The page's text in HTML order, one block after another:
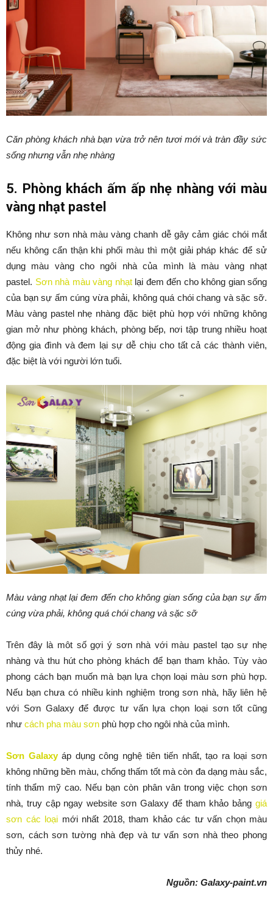
Căn phòng khách nhà bạn vừa trở nên tươi mới và tràn đầy sức
sống nhưng vẫn nhẹ nhàng
5. Phòng khách ấm ấp nhẹ nhàng với màu
vàng nhạt pastel
Không như sơn nhà màu vàng chanh dễ gây cảm giác chói mắt
nếu không cẩn thận khi phối màu thì một giải pháp khác để sử
dụng màu vàng cho ngôi nhà của mình là màu vàng nhạt
pastel. Sơn nhà màu vàng nhạtlại đem đến cho không gian sống
của bạn sự ấm cúng vừa phải, không quá chói chang và sặc sỡ.
Màu vàng pastel nhẹ nhàng đặc biệt phù hợp với những không
gian mở như phòng khách, phòng bếp, nơi tập trung nhiều hoạt
động gia đình và đem lại sự dễ chịu cho tất cả các thành viên,
đặc biệt là với người lớn tuổi.
Màu vàng nhạt lại đem đến cho không gian sống của bạn sự ấm
cúng vừa phải, không quá chói chang và sặc sỡ
Trên đây là môt số gợi ý sơn nhà với màu pastel tạo sự nhẹ
nhàng và thu hút cho phòng khách để bạn tham khảo. Tùy vào
phong cách bạn muốn mà bạn lựa chọn loại màu sơn phù hợp.
Nếu bạn chưa có nhiều kinh nghiệm trong sơn nhà, hãy liên hệ
với Sơn Galaxy để được tư vấn lựa chọn loại sơn tốt cũng
như cách pha màu sơn phù hợp cho ngôi nhà của mình.
Sơn Galaxyáp dụng công nghệ tiên tiến nhất, tạo ra loại sơn
không những bền màu, chống thấm tốt mà còn đa dạng màu sắc,
tính thẩm mỹ cao. Nếu bạn còn phân vân trong việc chọn sơn
nhà, truy cập ngay website sơn Galaxy để tham khảo bảng giá
sơn các loại mới nhất 2018, tham khảo các tư vấn chọn màu
sơn, cách sơn tường nhà đẹp và tư vấn sơn nhà theo phong
thủy nhé.
Nguồn: Galaxy-paint.vn